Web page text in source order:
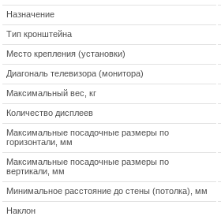
Назначение
Тип кронштейна
Место крепления (установки)
Диагональ телевизора (монитора)
Максимальный вес, кг
Количество дисплеев
Максимальные посадочные размеры по
горизонтали, мм
Максимальные посадочные размеры по
вертикали, мм
Минимальное расстояние до стены (потолка), мм
Наклон